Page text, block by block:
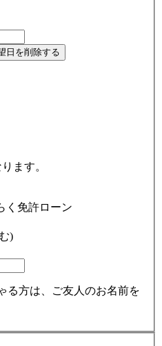
ます。
く免許ローン
)
る方は、ご友人のお名前を